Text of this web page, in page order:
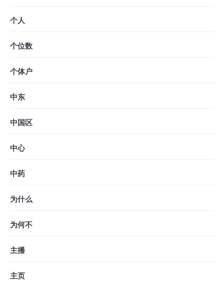
个人
个位数
个体户
中东
中国区
中心
中药
为什么
为何不
主播
主页